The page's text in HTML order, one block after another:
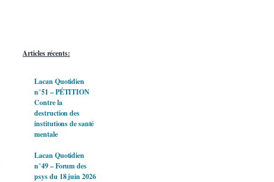
Articles récents:
Lacan Quotidien
n°51 – PÉTITION
Contre la
destruction des
institutions de santé
mentale
Lacan Quotidien
n°49 – Forum des
psys du 18 juin 2026